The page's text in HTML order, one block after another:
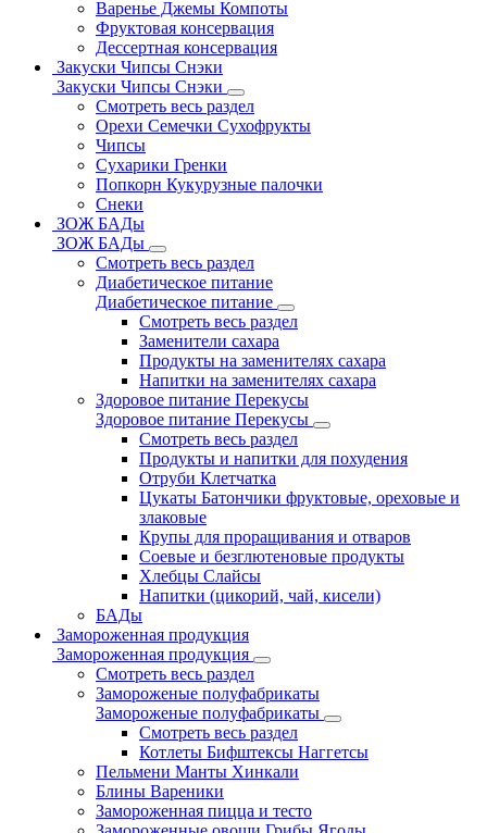
Варенье Джемы Компоты
Фруктовая консервация
Дессертная консервация
Закуски Чипсы Снэки
Закуски Чипсы Снэки
Смотреть весь раздел
Орехи Семечки Сухофрукты
Чипсы
Сухарики Гренки
Попкорн Кукурузные палочки
Снеки
ЗОЖ БАДы
ЗОЖ БАДы
Смотреть весь раздел
Диабетическое питание
Диабетическое питание
Смотреть весь раздел
Заменители сахара
Продукты на заменителях сахара
Напитки на заменителях сахара
Здоровое питание Перекусы
Здоровое питание Перекусы
Смотреть весь раздел
Продукты и напитки для похудения
Отруби Клетчатка
Цукаты Батончики фруктовые, ореховые и
злаковые
Крупы для проращивания и отваров
Соевые и безглютеновые продукты
Хлебцы Слайсы
Напитки (цикорий, чай, кисели)
БАДы
Замороженная продукция
Замороженная продукция
Смотреть весь раздел
Замороженые полуфабрикаты
Замороженые полуфабрикаты
Смотреть весь раздел
Котлеты Бифштексы Наггетсы
Пельмени Манты Хинкали
Блины Вареники
Замороженная пицца и тесто